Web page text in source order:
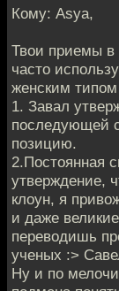
Кому: Asya,
Твои приемы в
часто
женским
1. Завал
последующей
позицию.
2.Постоянная
утверждение,
клоун, я
и даже
переводишь
ученых :>
Ну и по